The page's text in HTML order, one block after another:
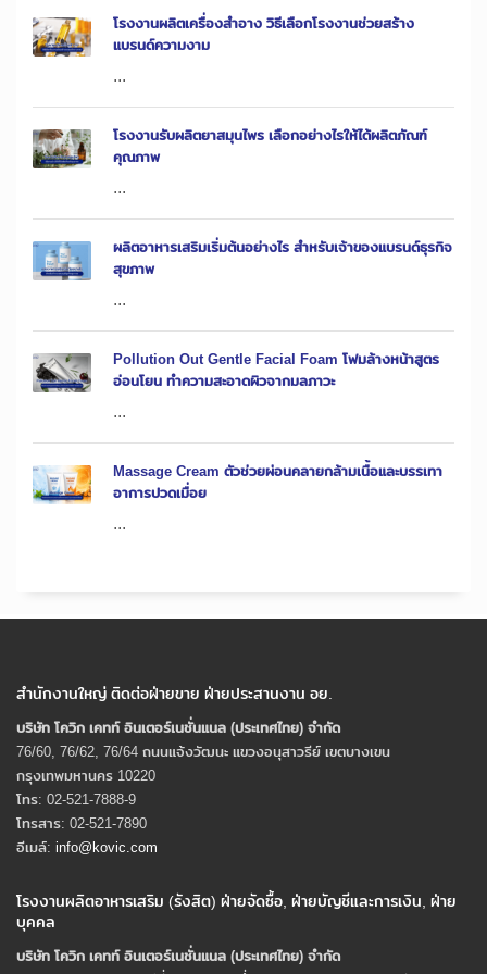
โรงงานผลิตเครื่องสำอาง วิธีเลือกโรงงานช่วยสร้าง
แบรนด์ความงาม
...
โรงงานรับผลิตยาสมุนไพร เลือกอย่างไรให้ได้ผลิตภัณฑ์
คุณภาพ
...
ผลิตอาหารเสริมเริ่มต้นอย่างไร สำหรับเจ้าของแบรนด์ธุรกิจ
สุขภาพ
...
Pollution Out Gentle Facial Foam โฟมล้างหน้าสูตร
อ่อนโยน ทำความสะอาดผิวจากมลภาวะ
...
Massage Cream ตัวช่วยผ่อนคลายกล้ามเนื้อและบรรเทา
อาการปวดเมื่อย
...
สำนักงานใหญ่ ติดต่อฝ่ายขาย ฝ่ายประสานงาน อย.
บริษัท โควิก เคทท์ อินเตอร์เนชั่นแนล (ประเทศไทย) จํากัด
76/60, 76/62, 76/64 ถนนแจ้งวัฒนะ แขวงอนุสาวรีย์ เขตบางเขน
กรุงเทพมหานคร 10220
โทร: 02-521-7888-9
โทรสาร: 02-521-7890
อีเมล์: info@kovic.com
โรงงานผลิตอาหารเสริม (รังสิต) ฝ่ายจัดซื้อ, ฝ่ายบัญชีและการเงิน, ฝ่าย
บุคคล
บริษัท โควิก เคทท์ อินเตอร์เนชั่นแนล (ประเทศไทย) จํากัด